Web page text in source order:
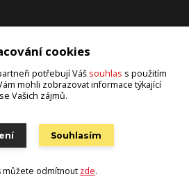
cookies
potřebují Váš souhlas s použitím
mohli zobrazovat informace týkající
se Vašich zájmů.
Souhlasím
můžete odmítnout zde.